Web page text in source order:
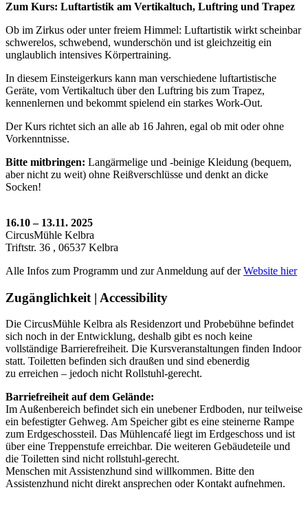
Zum Kurs: Luftartistik am Vertikaltuch, Luftring und Trapez
Ob im Zirkus oder unter freiem Himmel: Luftartistik wirkt scheinbar
schwerelos, schwebend, wunderschön und ist gleichzeitig ein
unglaublich intensives Körpertraining.
In diesem Einsteigerkurs kann man verschiedene luftartistische
Geräte, vom Vertikaltuch über den Luftring bis zum Trapez,
kennenlernen und bekommt spielend ein starkes Work-Out.
Der Kurs richtet sich an alle ab 16 Jahren, egal ob mit oder ohne
Vorkenntnisse.
Bitte mitbringen: Langärmelige und -beinige Kleidung (bequem,
aber nicht zu weit) ohne Reißverschlüsse und denkt an dicke
Socken!
16.10 – 13.11. 2025
CircusMühle Kelbra
Triftstr. 36 , 06537 Kelbra
Alle Infos zum Programm und zur Anmeldung auf derWebsite hier
Zugänglichkeit | Accessibility
Die CircusMühle Kelbra als Residenzort und Probebühne befindet
sich noch in der Entwicklung, deshalb gibt es noch keine
vollständige Barrierefreiheit. Die Kursveranstaltungen finden Indoor
statt. Toiletten befinden sich draußen und sind ebenerdig
zu erreichen – jedoch nicht Rollstuhl-gerecht.
Barriefreiheit auf dem Gelände:
Im Außenbereich befindet sich ein unebener Erdboden, nur teilweise
ein befestigter Gehweg. Am Speicher gibt es eine steinerne Rampe
zum Erdgeschossteil. Das Mühlencafé liegt im Erdgeschoss und ist
über eine Treppenstufe erreichbar. Die weiteren Gebäudeteile und
die Toiletten sind nicht rollstuhl-gerecht.
Menschen mit Assistenzhund sind willkommen. Bitte den
Assistenzhund nicht direkt ansprechen oder Kontakt aufnehmen.